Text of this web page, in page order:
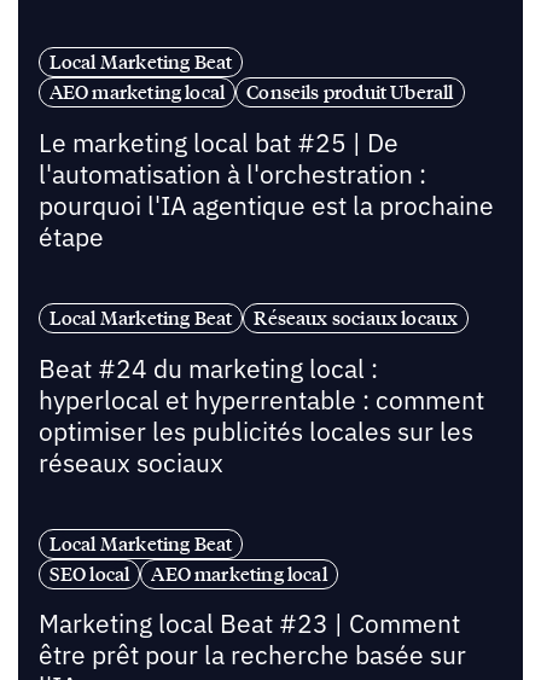
Local Marketing Beat
AEO marketing local
Conseils produit Uberall
Le marketing local bat #25 | De
l'automatisation à l'orchestration :
pourquoi l'IA agentique est la prochaine
étape
Local Marketing Beat Réseaux sociaux locaux
Beat #24 du marketing local :
hyperlocal et hyperrentable : comment
optimiser les publicités locales sur les
réseaux sociaux
Local Marketing Beat
SEO local
AEO marketing local
Marketing local Beat #23 | Comment
être prêt pour la recherche basée sur